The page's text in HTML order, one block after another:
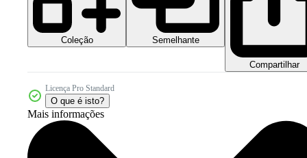
Coleção Semelhante
Compartilhar
Licença Pro Standard
O que é isto?
Mais informações